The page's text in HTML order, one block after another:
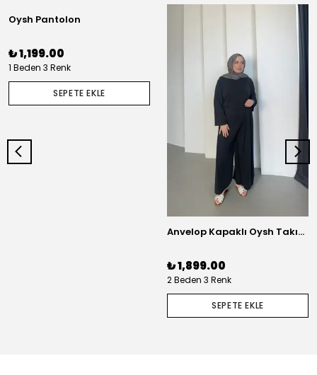
Oysh Pantolon
₺ 1,199.00
1 Beden 3 Renk
SEPETE EKLE
Anvelop Kapaklı Oysh Takım - Antrasit
₺ 1,899.00
2 Beden 3 Renk
SEPETE EKLE